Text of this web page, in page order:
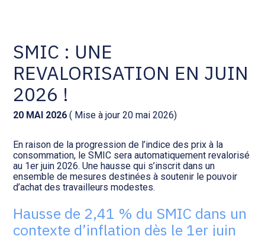
Social et ressources humaines
Assistance juridique
Audit légal
Tenue de votre comptabilité :
ACD
Facturation et pilotage :
Facturation et pilotage : MEG
Analyse et tableau de bord :
SMIC : UNE
REVALORISATION EN JUIN
2026 !
20 MAI 2026 ( Mise à jour 20 mai 2026)
En raison de la progression de l’indice des prix à la
consommation, le SMIC sera automatiquement revalorisé
au 1er juin 2026. Une hausse qui s’inscrit dans un
ensemble de mesures destinées à soutenir le pouvoir
d’achat des travailleurs modestes.
Hausse de 2,41 % du SMIC dans un
contexte d’inflation dès le 1er juin